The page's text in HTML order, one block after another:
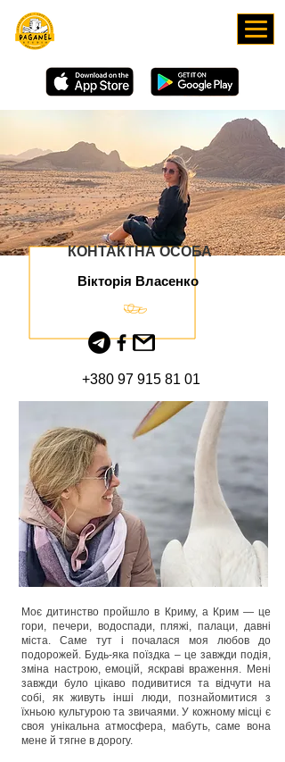
КОНТАКТНА ОСОБА
Вікторія Власенко
+380 97 915 81 01
Моє дитинство пройшло в Криму, а Крим — це
гори, печери, водоспади, пляжі, палаци, давні
міста. Саме тут і почалася моя любов до
подорожей. Будь-яка поїздка – це завжди подія,
зміна настрою, емоцій, яскраві враження. Мені
завжди було цікаво подивитися та відчути на
собі, як живуть інші люди, познайомитися з
їхньою культурою та звичаями. У кожному місці є
своя унікальна атмосфера, мабуть, саме вона
мене й тягне в дорогу.